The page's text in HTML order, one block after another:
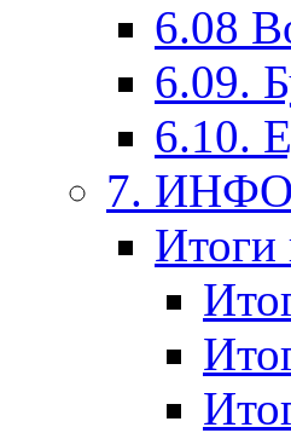
6.08
6.09.
6.10.
7.
Итоги